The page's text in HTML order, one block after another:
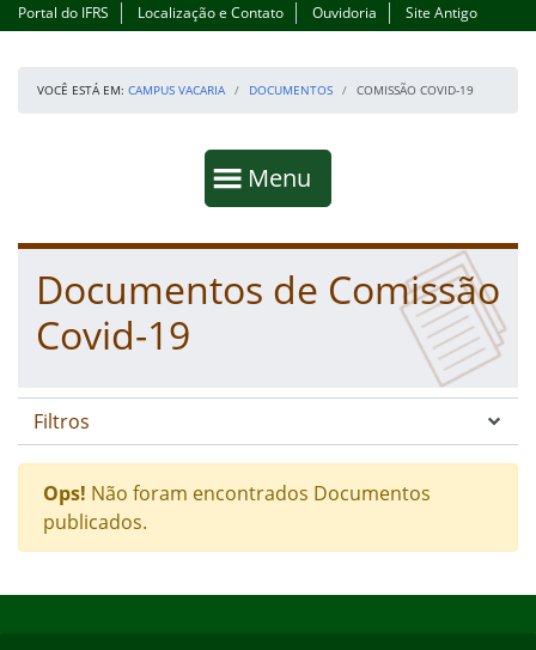
Portal do IFRS Localização e Contato Ouvidoria Site Antigo
VOCÊ ESTÁ EM: CAMPUS VACARIA DOCUMENTOS COMISSÃO COVID-19
Mostrar
Menu
Fim da navegação
Início do conteúdo
Documentos de Comissão
Covid-19
Filtros
Ops! Não foram encontrados Documentos
publicados.